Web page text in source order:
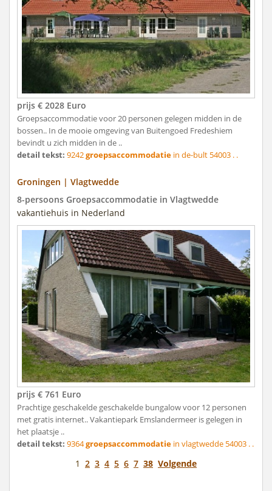
prijs € 2028 Euro
Groepsaccommodatie voor 20 personen gelegen midden in de
bossen.. In de mooie omgeving van Buitengoed Fredeshiem
bevindt u zich midden in de ..
detail tekst: 9242groepsaccommodatie in de-bult 54003 . .
Groningen | Vlagtwedde
8-persoons Groepsaccommodatie in Vlagtwedde
vakantiehuis in Nederland
prijs € 761 Euro
Prachtige geschakelde geschakelde bungalow voor 12 personen
met gratis internet.. Vakantiepark Emslandermeer is gelegen in
het plaatsje ..
detail tekst: 9364groepsaccommodatie in vlagtwedde 54003 . .
1 2 3 4 5 6 7 38 Volgende